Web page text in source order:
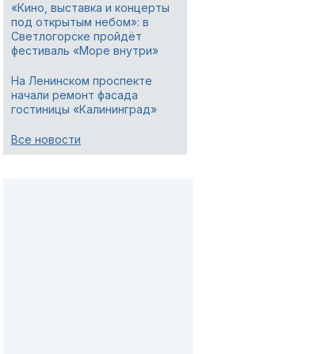
«Кино, выставка и концерты
под открытым небом»: в
Светлогорске пройдёт
фестиваль «Море внутри»
На Ленинском проспекте
начали ремонт фасада
гостиницы «Калининград»
Все новости